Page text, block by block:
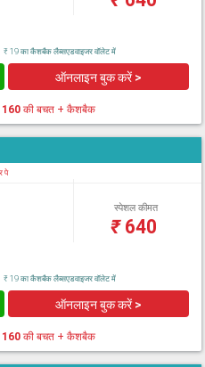
₹ 19 का कैशबैक लैब्सएडवाइजर वॉलेट में
ऑनलाइन बुक करें >
160की बचत + कैशबैक
पे
स्पेशल कीमत
₹640
₹ 19 का कैशबैक लैब्सएडवाइजर वॉलेट में
ऑनलाइन बुक करें >
160की बचत + कैशबैक